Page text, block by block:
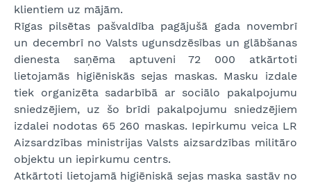
klientiem uz mājām.
Rīgas pilsētas pašvaldība pagājušā gada novembrī
un decembrī no Valsts ugunsdzēsības un glābšanas
dienesta saņēma aptuveni 72 000 atkārtoti
lietojamās higiēniskās sejas maskas. Masku izdale
tiek organizēta sadarbībā ar sociālo pakalpojumu
sniedzējiem, uz šo brīdi pakalpojumu sniedzējiem
izdalei nodotas 65 260 maskas. Iepirkumu veica LR
Aizsardzības ministrijas Valsts aizsardzības militāro
objektu un iepirkumu centrs.
Atkārtoti lietojamā higiēniskā sejas maska sastāv no